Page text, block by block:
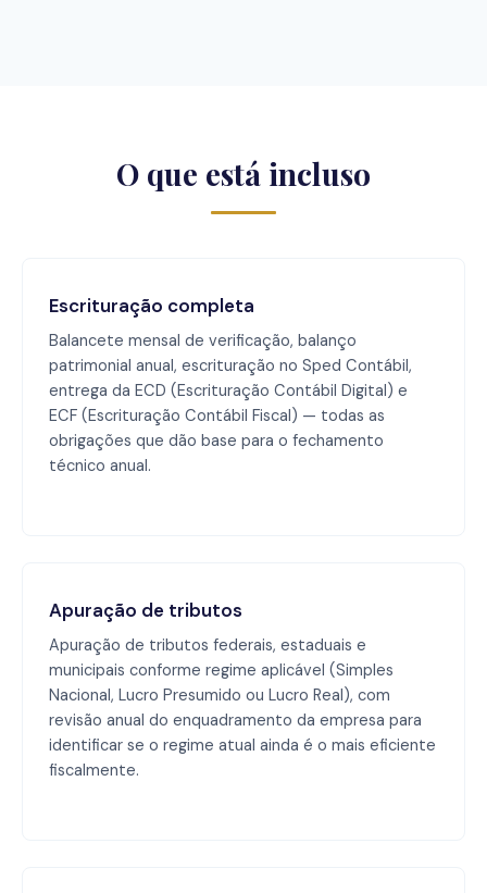
O que está incluso
Escrituração completa
Balancete mensal de verificação, balanço
patrimonial anual, escrituração no Sped Contábil,
entrega da ECD (Escrituração Contábil Digital) e
ECF (Escrituração Contábil Fiscal) — todas as
obrigações que dão base para o fechamento
técnico anual.
Apuração de tributos
Apuração de tributos federais, estaduais e
municipais conforme regime aplicável (Simples
Nacional, Lucro Presumido ou Lucro Real), com
revisão anual do enquadramento da empresa para
identificar se o regime atual ainda é o mais eficiente
fiscalmente.